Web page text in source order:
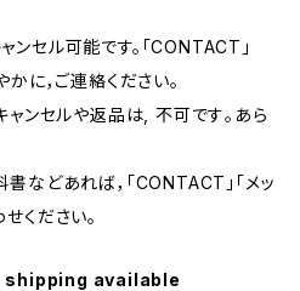
セル可能です。「CONTACT」
かに，ご連絡ください。
ンセルや返品は, 不可です｡あら
などあれば，「CONTACT」「メッ
ください。
available